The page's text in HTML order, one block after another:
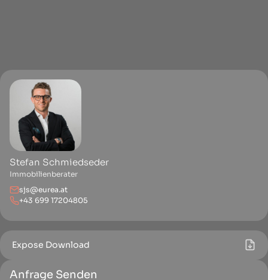
Stefan Schmiedseder
Immobilienberater
sjs@eurea.at
+43 699 17204805
Expose Download
Anfrage Senden